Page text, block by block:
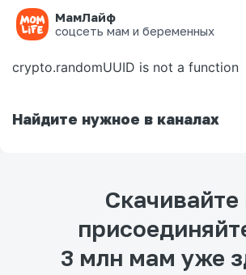
МамЛайф
соцсеть мам и беременных
Ошибка на странице
crypto.randomUUID is not a function
Найдите нужное в каналах
Скачивайте
3 млн мам уже